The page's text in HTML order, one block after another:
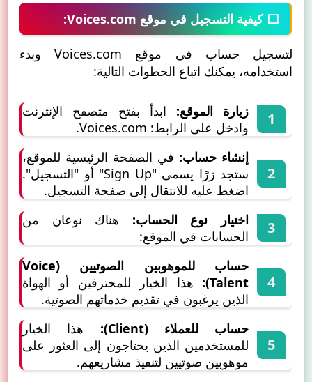
⬜ كيفية التسجيل في موقع Voices.com:
لتسجيل حساب في موقع Voices.com وبدء
استخدامه، يمكنك اتباع الخطوات التالية:
زيارة الموقع: ابدأ بفتح متصفح الإنترنت
وادخل على الرابط: Voices.com.
إنشاء حساب: في الصفحة الرئيسية للموقع،
ستجد زرًا يسمى "Sign Up" أو "التسجيل".
اضغط عليه للانتقال إلى صفحة التسجيل.
اختيار نوع الحساب: هناك نوعان من
الحسابات في الموقع:
حساب للموهوبين الصوتيين (Voice
Talent):
هذا الخيار للمحترفين أو الهواة
الذين يرغبون في تقديم خدماتهم الصوتية.
حساب للعملاء (Client):
هذا الخيار
للمستخدمين الذين يحتاجون إلى العثور على
موهوبين صوتيين لتنفيذ مشاريعهم.